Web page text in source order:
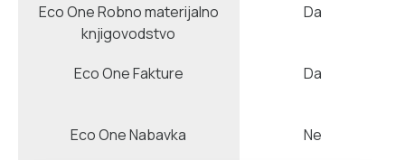
Eco One Robno materijalno
knjigovodstvo
Eco One Fakture
Eco One Nabavka
Da
Da
Ne